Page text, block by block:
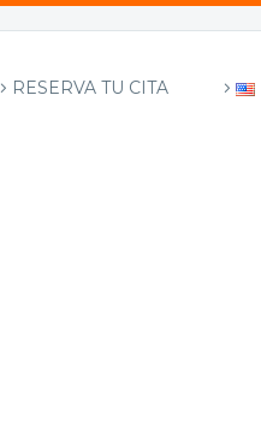
RESERVA TU CITA